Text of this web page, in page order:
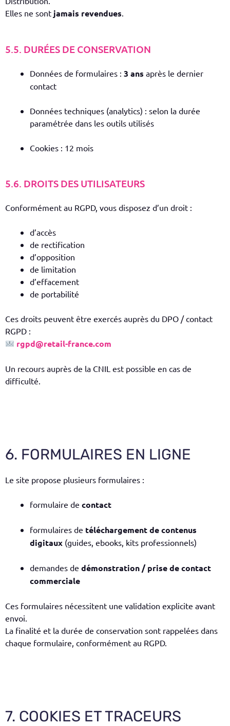
Elles ne sont jamais revendues.
5.5. DURÉES DE CONSERVATION
Données de formulaires : 3 ans après le dernier
contact
Données techniques (analytics) : selon la durée
paramétrée dans les outils utilisés
Cookies : 12 mois
5.6. DROITS DES UTILISATEURS
Conformément au RGPD, vous disposez d’un droit :
d’accès
de rectification
d’opposition
de limitation
d’effacement
de portabilité
Ces droits peuvent être exercés auprès du DPO / contact
RGPD :
rgpd@retail-france.com
Un recours auprès de la CNIL est possible en cas de
difficulté.
6. FORMULAIRES EN LIGNE
Le site propose plusieurs formulaires :
formulaire de contact
formulaires de téléchargement de contenus
digitaux (guides, ebooks, kits professionnels)
demandes de démonstration / prise de contact
commerciale
Ces formulaires nécessitent une validation explicite avant
envoi.
La finalité et la durée de conservation sont rappelées dans
chaque formulaire, conformément au RGPD.
7. COOKIES ET TRACEURS